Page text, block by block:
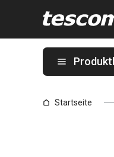
Startseite